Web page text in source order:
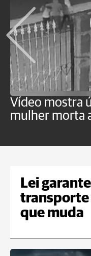
Vídeo mostra
mulher morta
Lei
transporte
que muda